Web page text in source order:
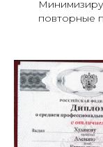
повторные